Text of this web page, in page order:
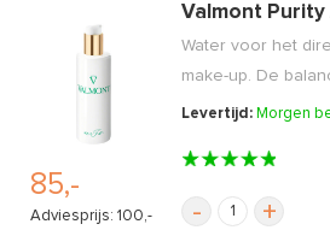
85,-
Adviesprijs: 100,-
Valmont Purity
Water voor het
make-up. De
Levertijd: Morgen
- +